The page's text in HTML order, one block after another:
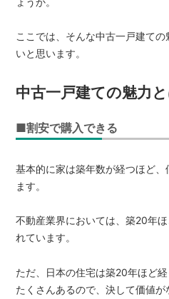
ー
ム】
ここでは、そんな中古一戸建て
いと思います。
中古一戸建ての魅力
■割安で購入できる
基本的に家は築年数が経つほど
ます。
不動産業界においては、築20年
れています。
ただ、日本の住宅は築20年ほど
たくさんあるので、決して価値が